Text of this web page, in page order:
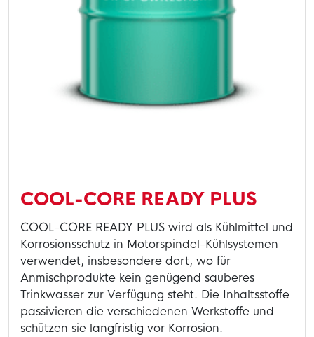
COOL-CORE READY PLUS
COOL-CORE READY PLUS wird als Kühlmittel und
Korrosionsschutz in Motorspindel-Kühlsystemen
verwendet, insbesondere dort, wo für
Anmischprodukte kein genügend sauberes
Trinkwasser zur Verfügung steht. Die Inhaltsstoffe
passivieren die verschiedenen Werkstoffe und
schützen sie langfristig vor Korrosion.